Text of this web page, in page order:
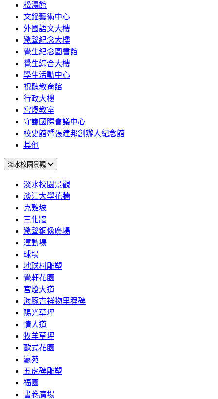
松濤館
文錙藝術中心
外國語文大樓
驚聲紀念大樓
覺生紀念圖書館
覺生綜合大樓
學生活動中心
視聽教育館
行政大樓
宮燈教室
守謙國際會議中心
校史館暨張建邦創辦人紀念館
其他
淡水校園景觀
淡水校園景觀
淡江大學花牆
克難坡
三化牆
驚聲銅像廣場
運動場
球場
地球村雕塑
覺軒花園
宮燈大道
海豚吉祥物里程碑
陽光草坪
情人道
牧羊草坪
歐式花園
瀛苑
五虎碑雕塑
福園
書卷廣場